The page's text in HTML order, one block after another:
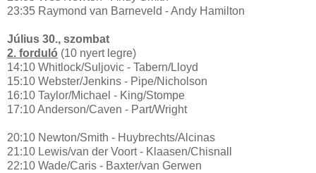
23:35 Raymond van Barneveld - Andy Hamilton
Július 30., szombat
2. forduló (10 nyert legre)
14:10 Whitlock/Suljovic - Tabern/Lloyd
15:10 Webster/Jenkins - Pipe/Nicholson
16:10 Taylor/Michael - King/Stompe
17:10 Anderson/Caven - Part/Wright
20:10 Newton/Smith - Huybrechts/Alcinas
21:10 Lewis/van der Voort - Klaasen/Chisnall
22:10 Wade/Caris - Baxter/van Gerwen